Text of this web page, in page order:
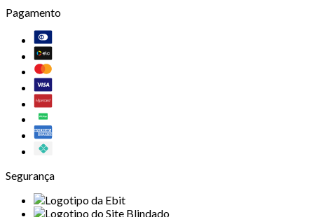
Pagamento
Segurança